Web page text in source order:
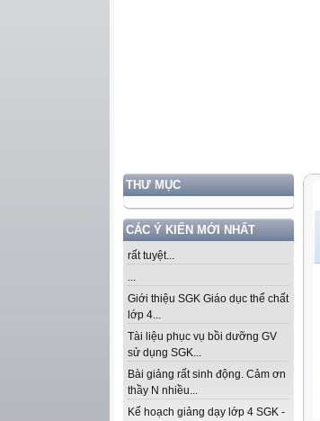
THƯ MỤC
CÁC Ý KIẾN MỚI NHẤT
rất tuyệt...
...
Giới thiệu SGK Giáo dục thể chất
lớp 4...
Tài liệu phục vụ bồi dưỡng GV
sử dụng SGK...
Bài giảng rất sinh động. Cảm ơn
thầy N nhiều...
Kế hoạch giảng dạy lớp 4 SGK -